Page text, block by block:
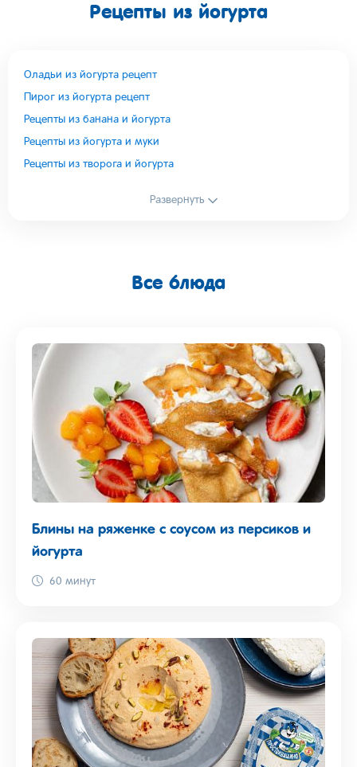
Рецепты из йогурта
Оладьи из йогурта рецепт
Пирог из йогурта рецепт
Рецепты из банана и йогурта
Рецепты из йогурта и муки
Рецепты из творога и йогурта
Развернуть
Все блюда
Блины на ряженке с соусом из персиков и
йогурта
60 минут